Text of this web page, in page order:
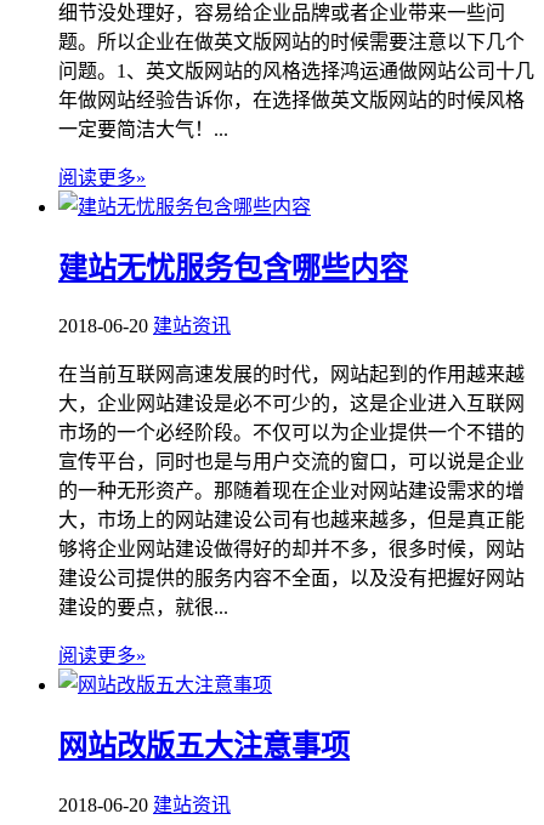
细节没处理好，容易给企业品牌或者企业带来一些问
题。所以企业在做英文版网站的时候需要注意以下几个
问题。1、英文版网站的风格选择鸿运通做网站公司十几
年做网站经验告诉你，在选择做英文版网站的时候风格
一定要简洁大气！...
阅读更多»
建站无忧服务包含哪些内容
2018-06-20 建站资讯
在当前互联网高速发展的时代，网站起到的作用越来越
大，企业网站建设是必不可少的，这是企业进入互联网
市场的一个必经阶段。不仅可以为企业提供一个不错的
宣传平台，同时也是与用户交流的窗口，可以说是企业
的一种无形资产。那随着现在企业对网站建设需求的增
大，市场上的网站建设公司有也越来越多，但是真正能
够将企业网站建设做得好的却并不多，很多时候，网站
建设公司提供的服务内容不全面，以及没有把握好网站
建设的要点，就很...
阅读更多»
网站改版五大注意事项
2018-06-20 建站资讯